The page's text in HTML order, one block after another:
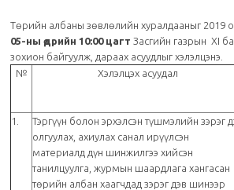
Төрийн албаны зөвлөлийн хуралдааныг 2019
05-ны өдрийн 10:00 цагт Засгийн газрын XI
зохион байгуулж, дараах асуудлыг хэлэлцэнэ.
№
Хэлэлцэх асуудал
1.
Тэргүүн болон эрхэлсэн түшмэлийн зэрэг
олгуулах, ахиулах санал ирүүлсэн
материалд дүн шинжилгээ хийсэн
танилцуулга, журмын шаардлага хангасан
төрийн албан хаагчдад зэрэг дэв шинээр